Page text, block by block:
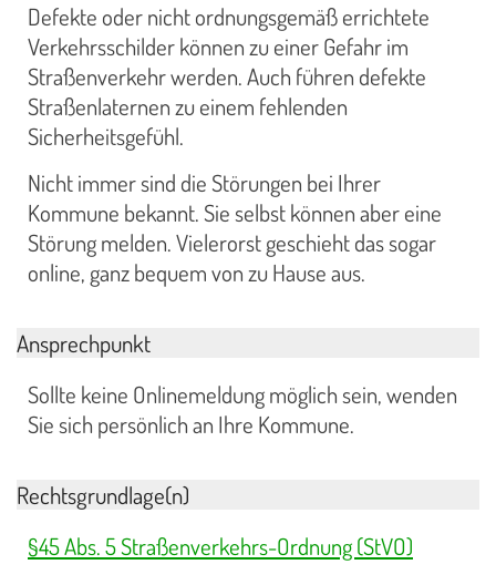
Defekte oder nicht ordnungsgemäß errichtete
Verkehrsschilder können zu einer Gefahr im
Straßenverkehr werden. Auch führen defekte
Straßenlaternen zu einem fehlenden
Sicherheitsgefühl.
Nicht immer sind die Störungen bei Ihrer
Kommune bekannt. Sie selbst können aber eine
Störung melden. Vielerorst geschieht das sogar
online, ganz bequem von zu Hause aus.
Ansprechpunkt
Sollte keine Onlinemeldung möglich sein, wenden
Sie sich persönlich an Ihre Kommune.
Rechtsgrundlage(n)
§45 Abs. 5 Straßenverkehrs-Ordnung (StVO)